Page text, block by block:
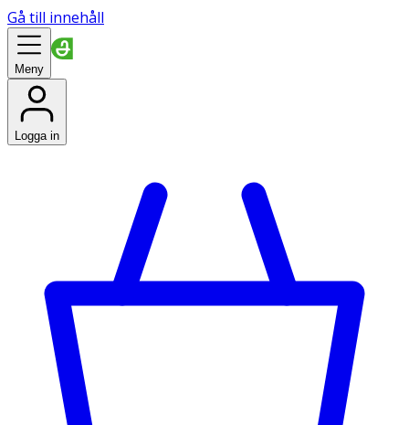
Gå till innehåll
Meny
Logga in